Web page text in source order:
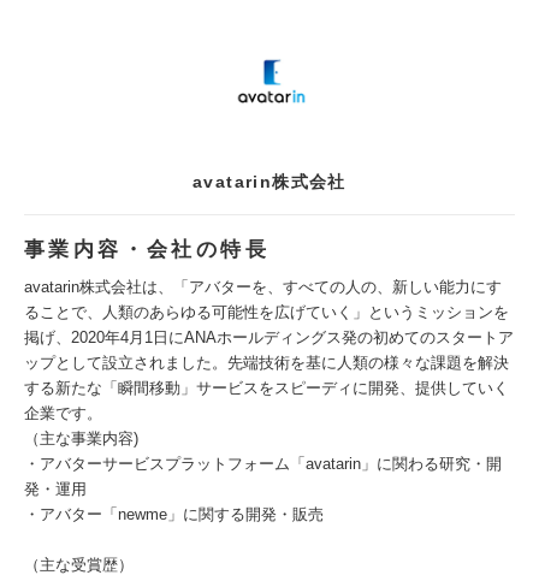
avatarin株式会社
事業内容・会社の特長
avatarin株式会社は、「アバターを、すべての人の、新しい能力にす
ることで、人類のあらゆる可能性を広げていく」というミッションを
掲げ、2020年4月1日にANAホールディングス発の初めてのスタートア
ップとして設立されました。先端技術を基に人類の様々な課題を解決
する新たな「瞬間移動」サービスをスピーディに開発、提供していく
企業です。
（主な事業内容)
・アバターサービスプラットフォーム「avatarin」に関わる研究・開
発・運用
・アバター「newme」に関する開発・販売
（主な受賞歴）